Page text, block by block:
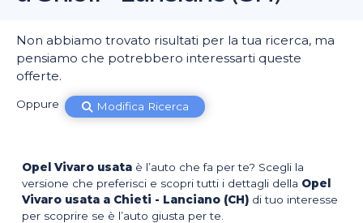
Non abbiamo trovato risultati per la tua ricerca, ma
pensiamo che potrebbero interessarti queste
offerte.
Oppure Modifica Ricerca
Opel Vivaro usata è l’auto che fa per te? Scegli la
versione che preferisci e scopri tutti i dettagli della Opel
Vivaro usata a Chieti - Lanciano (CH) di tuo interesse
per scoprire se è l’auto giusta per te.